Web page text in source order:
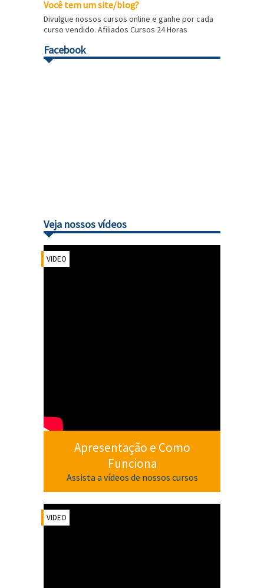
Você tem um site/blog?
Divulgue nossos cursos online e ganhe por cada
curso vendido. Afiliados Cursos 24 Horas
Facebook
Veja nossos vídeos
VIDEO
Apresentação e Como
Funciona
Assista a vídeos de nossos cursos
VIDEO